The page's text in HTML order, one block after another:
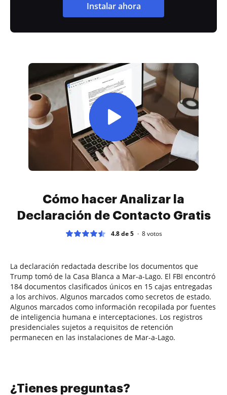
Instalar ahora
Cómo hacer Analizar la
Declaración de Contacto Gratis
4.8 de 5 8votos
La declaración redactada describe los documentos que
Trump tomó de la Casa Blanca a Mar-a-Lago. El FBI encontró
184 documentos clasificados únicos en 15 cajas entregadas
a los archivos. Algunos marcados como secretos de estado.
Algunos marcados como información recopilada por fuentes
de inteligencia humana e interceptaciones. Los registros
presidenciales sujetos a requisitos de retención
permanecen en las instalaciones de Mar-a-Lago.
¿Tienes preguntas?